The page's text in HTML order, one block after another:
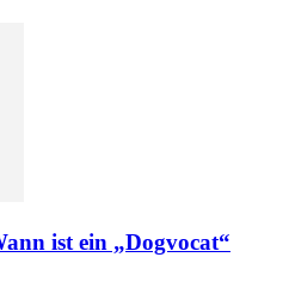
ist ein „Dogvocat“